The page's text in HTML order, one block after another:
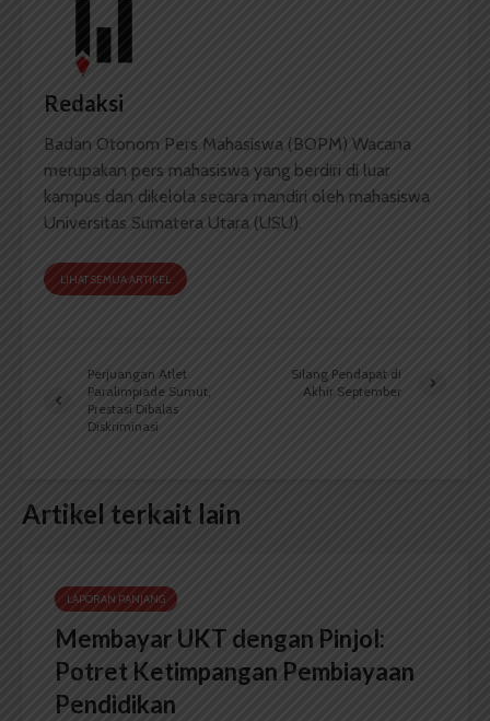
Redaksi
Badan Otonom Pers Mahasiswa (BOPM) Wacana
merupakan pers mahasiswa yang berdiri di luar
kampus dan dikelola secara mandiri oleh mahasiswa
Universitas Sumatera Utara (USU).
LIHAT SEMUA ARTIKEL
Perjuangan Atlet
Paralimpiade Sumut,
Prestasi Dibalas
Diskriminasi
Silang Pendapat di
Akhir September
Artikel terkait lain
LAPORAN PANJANG
Membayar UKT dengan Pinjol:
Potret Ketimpangan Pembiayaan
Pendidikan